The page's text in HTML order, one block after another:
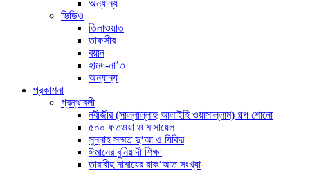
অন্যান্য
ভিডিও
তিলাওয়াত
তাফসীর
বয়ান
হামদ-না’ত
অন্যান্য
প্রকাশনা
গ্রন্থাবলী
নবীজীর (সাল্লাল্লাহু আলাইহি ওয়াসাল্লাম) গল্প শোনো
৫০০ ফতওয়া ও মাসায়েল
সুন্নাহ সম্মত দু‘আ ও যিকির
ঈমানের বুনিয়াদী শিক্ষা
তারাবীহ নামাযের রাক‘আত সংখ্যা